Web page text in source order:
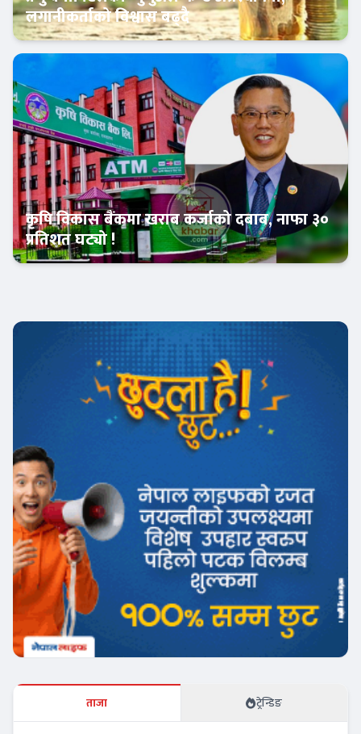
Banner News
लगानीकर्ताको विश्वास बढ्दै
कृषि विकास बैंकमा खराब कर्जाको दबाब, नाफा ३०
प्रतिशत घट्यो !
ताजा ट्रेन्डिङ